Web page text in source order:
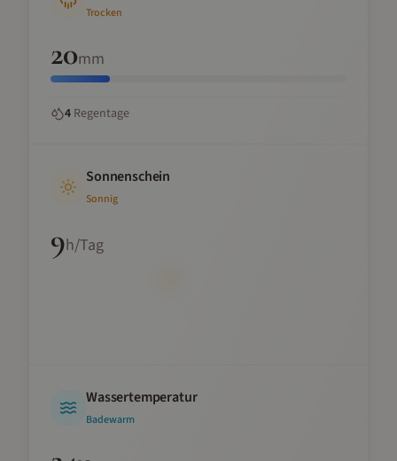
Trocken
20mm
4 Regentage
Sonnenschein
Sonnig
9h/Tag
Wassertemperatur
Badewarm